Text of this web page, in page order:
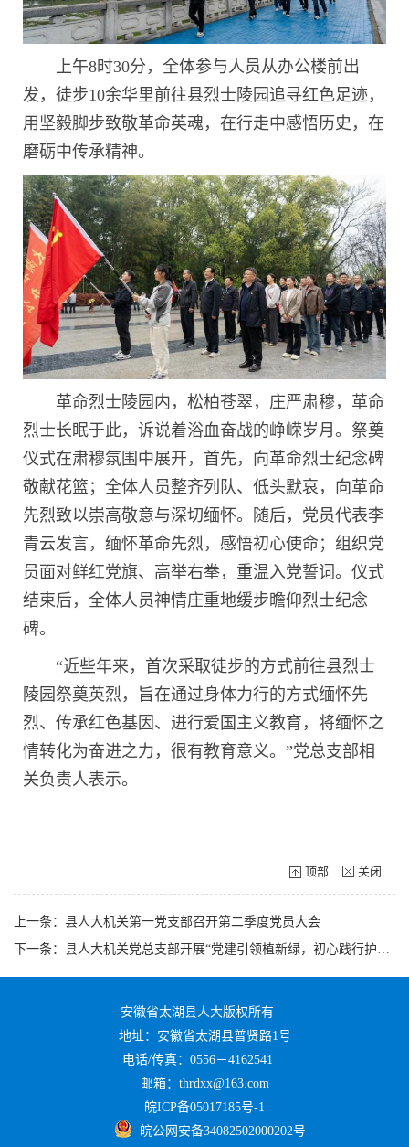
上午8时30分，全体参与人员从办公楼前出
发，徒步10余华里前往县烈士陵园追寻红色足迹，
用坚毅脚步致敬革命英魂，在行走中感悟历史，在
磨砺中传承精神。
革命烈士陵园内，松柏苍翠，庄严肃穆，革命
烈士长眠于此，诉说着浴血奋战的峥嵘岁月。祭奠
仪式在肃穆氛围中展开，首先，向革命烈士纪念碑
敬献花篮；全体人员整齐列队、低头默哀，向革命
先烈致以崇高敬意与深切缅怀。随后，党员代表李
青云发言，缅怀革命先烈，感悟初心使命；组织党
员面对鲜红党旗、高举右拳，重温入党誓词。仪式
结束后，全体人员神情庄重地缓步瞻仰烈士纪念
碑。
“近些年来，首次采取徒步的方式前往县烈士
陵园祭奠英烈，旨在通过身体力行的方式缅怀先
烈、传承红色基因、进行爱国主义教育，将缅怀之
情转化为奋进之力，很有教育意义。”党总支部相
关负责人表示。
顶部 关闭
上一条：县人大机关第一党支部召开第二季度党员大会
下一条：县人大机关党总支部开展“党建引领植新绿，初心践行护生态”主题党日活动
安徽省太湖县人大版权所有
地址：安徽省太湖县普贤路1号
电话/传真：0556－4162541
邮箱：thrdxx@163.com
皖ICP备05017185号-1
皖公网安备34082502000202号